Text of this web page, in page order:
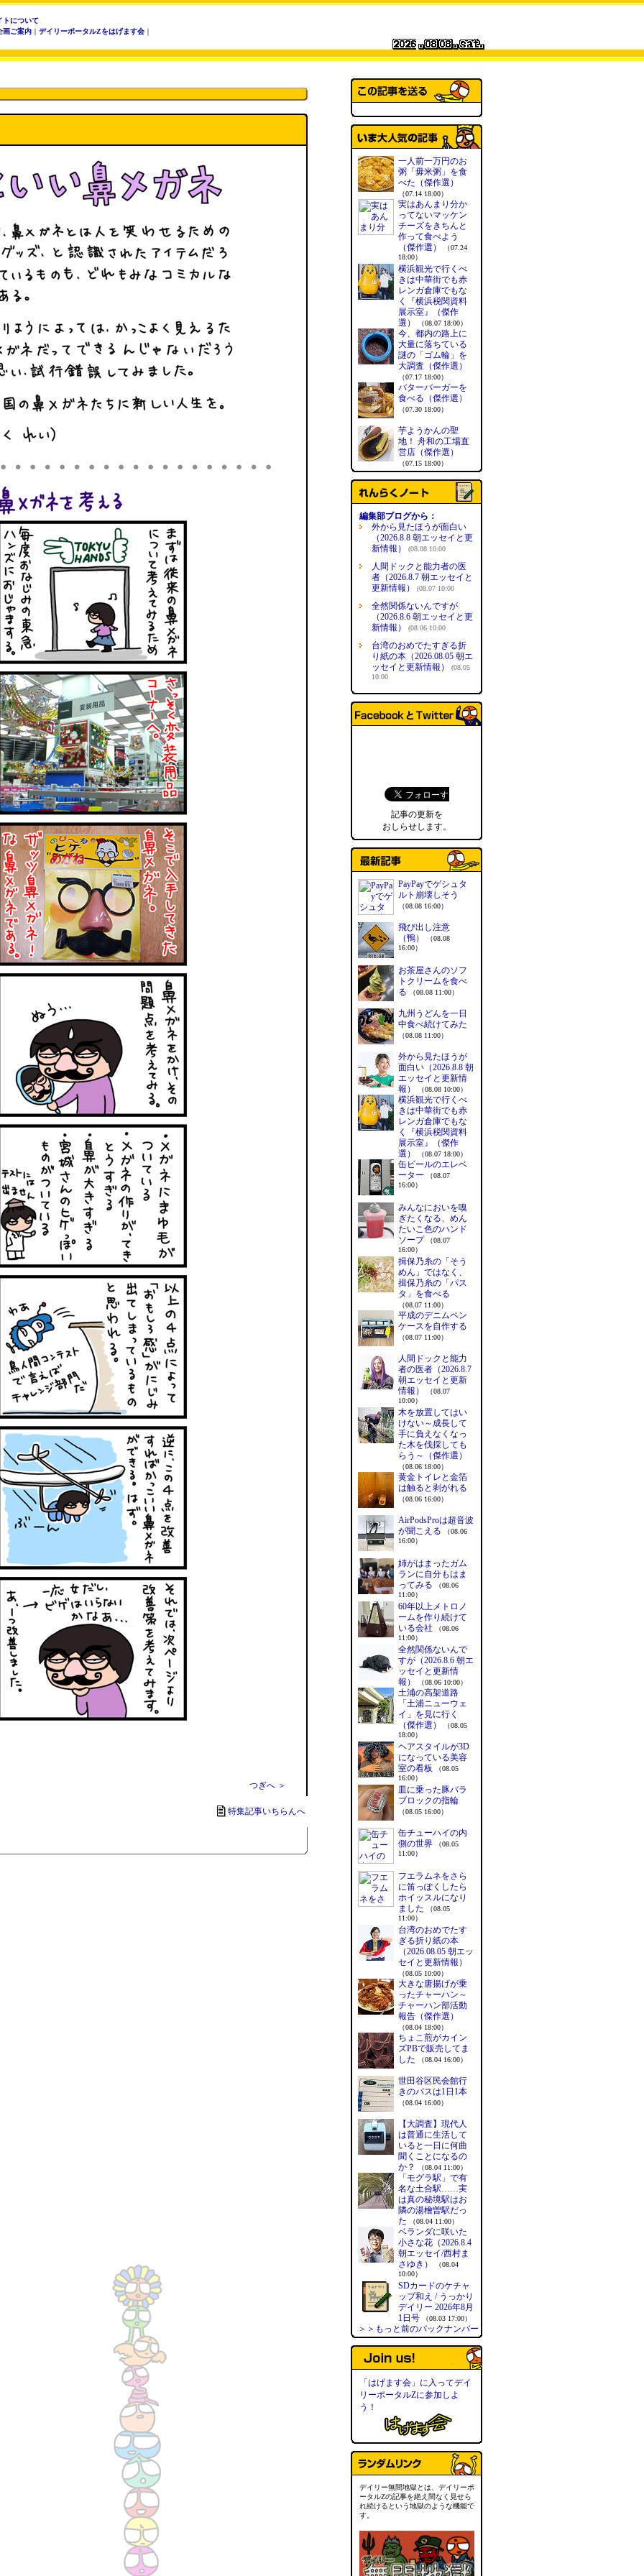
トについて
画ご案内 ｜ デイリーポータルZをはげます会 ｜
つぎへ ＞
特集記事いちらんへ
一人前一万円のお
粥「毋米粥」を食
べた（傑作選）
（07.14 18:00）
実はあんまり分か
ってないマッケン
チーズをきちんと
作って食べよう
（傑作選）
（07.24
18:00）
横浜観光で行くべ
きは中華街でも赤
レンガ倉庫でもな
く『横浜税関資料
展示室』（傑作
選）
（08.07 18:00）
今、都内の路上に
大量に落ちている
謎の「ゴム輪」を
大調査（傑作選）
（07.17 18:00）
バターバーガーを
食べる（傑作選）
（07.30 18:00）
芋ようかんの聖
地！ 舟和の工場直
営店（傑作選）
（07.15 18:00）
編集部ブログから：
外から見たほうが面白い
（2026.8.8 朝エッセイと更
新情報）
(08.08 10:00
人間ドックと能力者の医
者（2026.8.7 朝エッセイと
更新情報）
(08.07 10:00
全然関係ないんですが
（2026.8.6 朝エッセイと更
新情報）
(08.06 10:00
台湾のおめでたすぎる折
り紙の本（2026.08.05 朝エ
ッセイと更新情報）
(08.05
10:00
記事の更新を
おしらせします。
PayPayでゲシュタ
ルト崩壊しそう
（08.08 16:00）
飛び出し注意
（鴨）
（08.08
16:00）
お茶屋さんのソフ
トクリームを食べ
る
（08.08 11:00）
九州うどんを一日
中食べ続けてみた
（08.08 11:00）
外から見たほうが
面白い（2026.8.8 朝
エッセイと更新情
報）
（08.08 10:00）
横浜観光で行くべ
きは中華街でも赤
レンガ倉庫でもな
く『横浜税関資料
展示室』（傑作
選）
（08.07 18:00）
缶ビールのエレベ
ーター
（08.07
16:00）
みんなにおいを嗅
ぎたくなる、めん
たいこ色のハンド
ソープ
（08.07
16:00）
揖保乃糸の「そう
めん」ではなく、
揖保乃糸の「パス
タ」を食べる
（08.07 11:00）
平成のデニムペン
ケースを自作する
（08.07 11:00）
人間ドックと能力
者の医者（2026.8.7
朝エッセイと更新
情報）
（08.07
10:00）
木を放置してはい
けない～成長して
手に負えなくなっ
た木を伐採しても
らう～（傑作選）
（08.06 18:00）
黄金トイレと金箔
は触ると剥がれる
（08.06 16:00）
AirPodsProは超音波
が聞こえる
（08.06
16:00）
姉がはまったガム
ランに自分もはま
ってみる
（08.06
11:00）
60年以上メトロノ
ームを作り続けて
いる会社
（08.06
11:00）
全然関係ないんで
すが（2026.8.6 朝エ
ッセイと更新情
報）
（08.06 10:00）
土浦の高架道路
「土浦ニューウェ
イ」を見に行く
（傑作選）
（08.05
18:00）
ヘアスタイルが3D
になっている美容
室の看板
（08.05
16:00）
皿に乗った豚バラ
ブロックの指輪
（08.05 16:00）
缶チューハイの内
側の世界
（08.05
11:00）
フエラムネをさら
に笛っぽくしたら
ホイッスルになり
ました
（08.05
11:00）
台湾のおめでたす
ぎる折り紙の本
（2026.08.05 朝エッ
セイと更新情報）
（08.05 10:00）
大きな唐揚げが乗
ったチャーハン～
チャーハン部活動
報告（傑作選）
（08.04 18:00）
ちょこ煎がカイン
ズPBで販売してま
した
（08.04 16:00）
世田谷区民会館行
きのバスは1日1本
（08.04 16:00）
【大調査】現代人
は普通に生活して
いると一日に何曲
聞くことになるの
か？
（08.04 11:00）
「モグラ駅」で有
名な土合駅……実
は真の秘境駅はお
隣の湯檜曽駅だっ
た
（08.04 11:00）
ベランダに咲いた
小さな花（2026.8.4
朝エッセイ/西村ま
さゆき）
（08.04
10:00）
SDカードのケチャ
ップ和え / うっかり
デイリー 2026年8月
1日号
（08.03 17:00）
＞＞もっと前のバックナンバー
「はげます会」に入ってデイ
リーポータルZに参加しよ
う！
デイリー無間地獄とは、デイリーポ
ータルZの記事を絶え間なく見せら
れ続けるという地獄のような機能で
す。